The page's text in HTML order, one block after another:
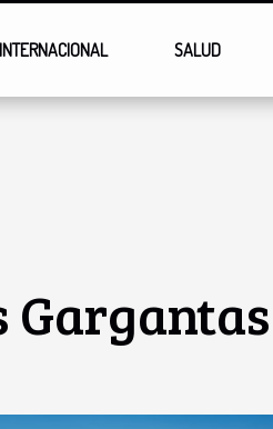
INTERNACIONAL SALUD